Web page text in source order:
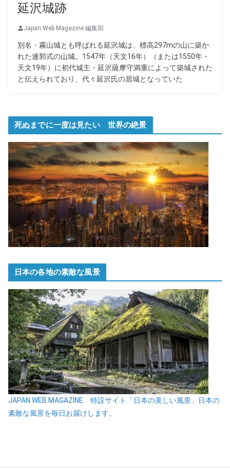
延沢城跡
Japan Web Magazine 編集部
別名・霧山城とも呼ばれる延沢城は、標高297mの山に築か
れた連郭式の山城。1547年（天文16年）（または1550年・
天文19年）に初代城主・延沢薩摩守満重によって築城された
と伝えられており、代々延沢氏の居城となっていた
死ぬまでに一度は見たい 世界の絶景
日本の各地の素敵な風景
JAPAN WEB MAGAZINE 特設サイト「日本の美しい風景」日本の
素敵な風景を毎日お届けします。